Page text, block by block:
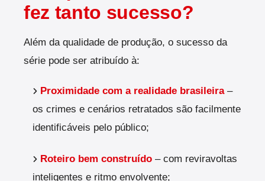
fez tanto sucesso?
Além da qualidade de produção, o sucesso da
série pode ser atribuído à:
Proximidade com a realidade brasileira–
os crimes e cenários retratados são facilmente
identificáveis pelo público;
Roteiro bem construído – com reviravoltas
inteligentes e ritmo envolvente;